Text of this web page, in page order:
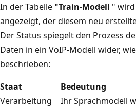
In der Tabelle "Train-Modell "
angezeigt, der diesem neu
Der Status spiegelt den Prozess
Daten in ein VoIP-Modell wider,
beschrieben:
Staat
Bedeutung
Verarbeitung
Ihr Sprachmodell